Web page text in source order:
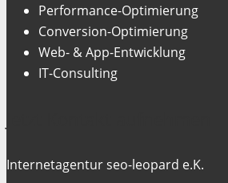
Performance-Optimierung
Conversion-Optimierung
Web- & App-Entwicklung
IT-Consulting
Internetagentur seo-leopard e.K.